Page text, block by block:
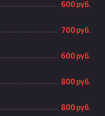
600 руб.
700 руб.
600 руб.
800 руб.
800 руб.